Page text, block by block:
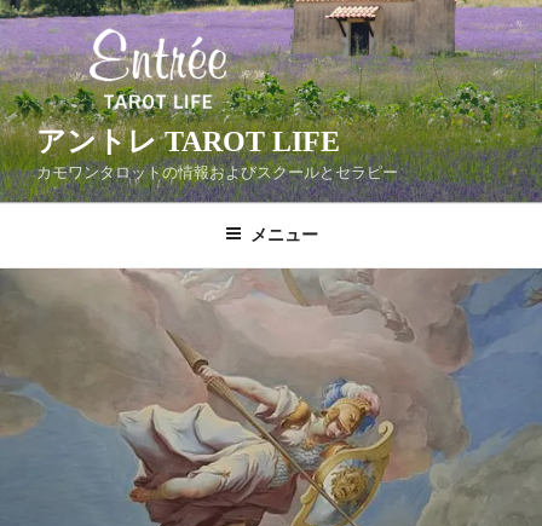
コ
ン
テ
ン
ツ
へ
ス
プ
アントレ TAROT LIFE
カモワンタロットの情報およびスクールとセラピー
メニュー